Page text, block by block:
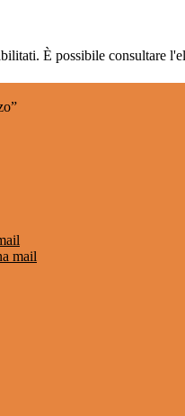
È possibile consultare
mail